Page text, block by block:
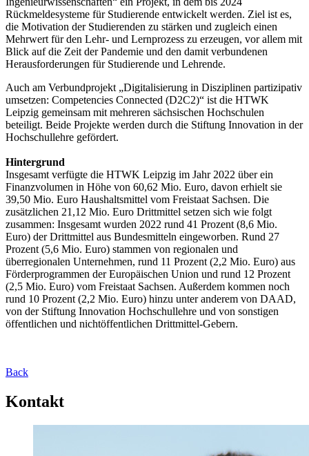
Rückmeldesysteme für Studierende entwickelt werden. Ziel ist es,
die Motivation der Studierenden zu stärken und zugleich einen
Mehrwert für den Lehr- und Lernprozess zu erzeugen, vor allem mit
Blick auf die Zeit der Pandemie und den damit verbundenen
Herausforderungen für Studierende und Lehrende.
Auch am Verbundprojekt „Digitalisierung in Disziplinen partizipativ
umsetzen: Competencies Connected (D2C2)“ ist die HTWK
Leipzig gemeinsam mit mehreren sächsischen Hochschulen
beteiligt. Beide Projekte werden durch die Stiftung Innovation in der
Hochschullehre gefördert.
Hintergrund
Insgesamt verfügte die HTWK Leipzig im Jahr 2022 über ein
Finanzvolumen in Höhe von 60,62 Mio. Euro, davon erhielt sie
39,50 Mio. Euro Haushaltsmittel vom Freistaat Sachsen. Die
zusätzlichen 21,12 Mio. Euro Drittmittel setzen sich wie folgt
zusammen: Insgesamt wurden 2022 rund 41 Prozent (8,6 Mio.
Euro) der Drittmittel aus Bundesmitteln eingeworben. Rund 27
Prozent (5,6 Mio. Euro) stammen von regionalen und
überregionalen Unternehmen, rund 11 Prozent (2,2 Mio. Euro) aus
Förderprogrammen der Europäischen Union und rund 12 Prozent
(2,5 Mio. Euro) vom Freistaat Sachsen. Außerdem kommen noch
rund 10 Prozent (2,2 Mio. Euro) hinzu unter anderem von DAAD,
von der Stiftung Innovation Hochschullehre und von sonstigen
öffentlichen und nichtöffentlichen Drittmittel-Gebern.
Back
Kontakt